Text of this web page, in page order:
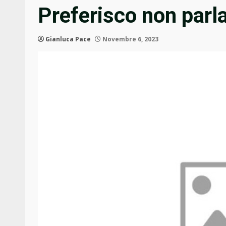
Preferisco non
Gianluca Pace Novembre 6, 2023